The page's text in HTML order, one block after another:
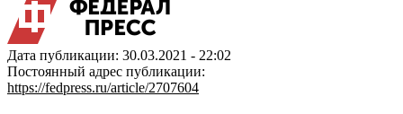
Дата публикации: 30.03.2021 - 22:02
Постоянный адрес публикации:
https://fedpress.ru/article/2707604